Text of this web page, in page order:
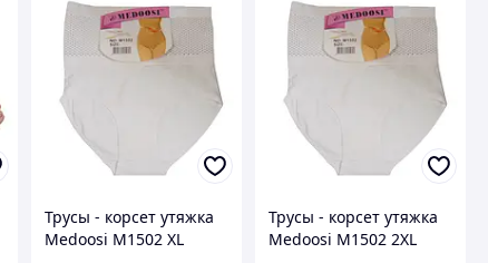
Трусы - корсет утяжка
Medoosi M1502 XL
Трусы - корсет утяжка
Medoosi M1502 2XL